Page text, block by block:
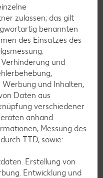
nicht automatisch auf
Ob süß oder herzhaft –
zauberst du dir Gerichte,
richtig lecker sind.
zulassen; das gilt
benannten
des Einsatzes des
und
und Inhalten,
Daten aus
verschiedener
anhand
Messung des
TTD, sowie:
Erstellung von
Entwicklung und